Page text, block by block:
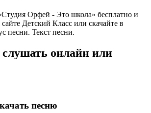
Орфей - Это школа» бесплатно и
Детский Класс или скачайте в
песни. Текст песни.
онлайн или
песню